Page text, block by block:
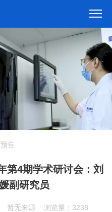
告
第4期学术研讨会：刘
副研究员
暂无来源 浏览量：3238